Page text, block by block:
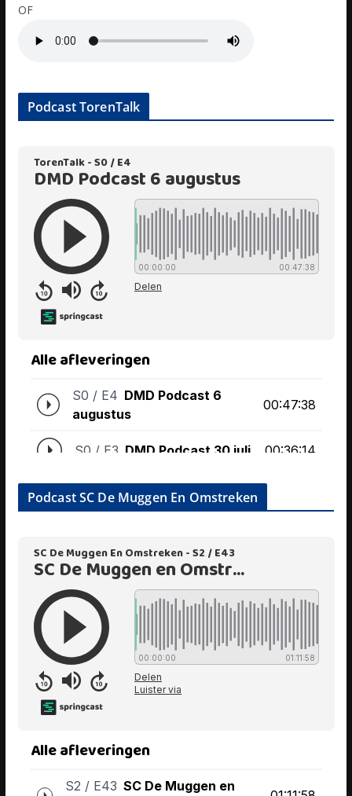
OF
Podcast TorenTalk
Podcast SC De Muggen En Omstreken